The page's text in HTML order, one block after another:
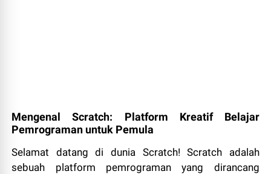
Mengenal Scratch: Platform Kreatif Belajar
Pemrograman untuk Pemula
Selamat datang di dunia Scratch! Scratch adalah
sebuah platform pemrograman yang dirancang